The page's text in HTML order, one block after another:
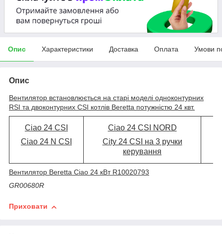
Опис Характеристики Доставка Оплата Умови
Опис
Вентилятор встановлюється на старі моделі одноконтурних
RSI та двоконтурних CSI котлів Beretta потужністю 24 квт.
Ciao 24 CSI
Ciao 24 N CSI
Ciao 24 CSI NORD
City 24 CSI на 3 ручки
керування
Вентилятор Beretta Ciao 24 кВт R10020793
GR00680R
Приховати